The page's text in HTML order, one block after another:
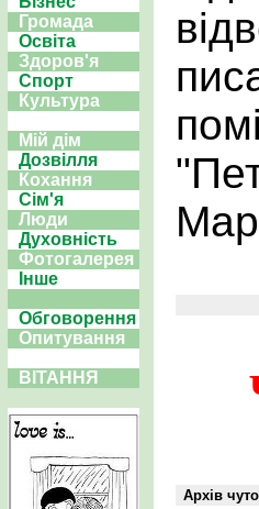
Громада
Освіта
Здоров'я
Спорт
Культура
Мій дім
Дозвілля
Кохання
Сім'я
Люди
Духовність
Фотогалерея
Інше
Обговорення
Опитування
ВІТАННЯ
Архів